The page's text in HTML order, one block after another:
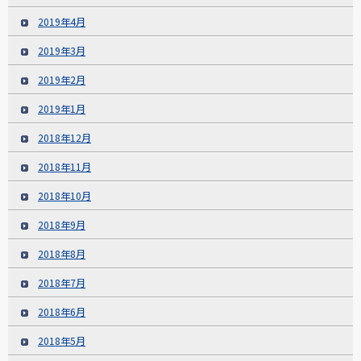
2019年4月
2019年3月
2019年2月
2019年1月
2018年12月
2018年11月
2018年10月
2018年9月
2018年8月
2018年7月
2018年6月
2018年5月